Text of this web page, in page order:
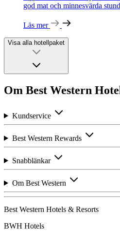
god mat och minnesvärda
Läs mer
Visa alla hotellpaket
Om Best Western
Kundservice
Best Western Rewards
Snabblänkar
Om Best Western
Best Western Hotels & Resorts
BWH Hotels